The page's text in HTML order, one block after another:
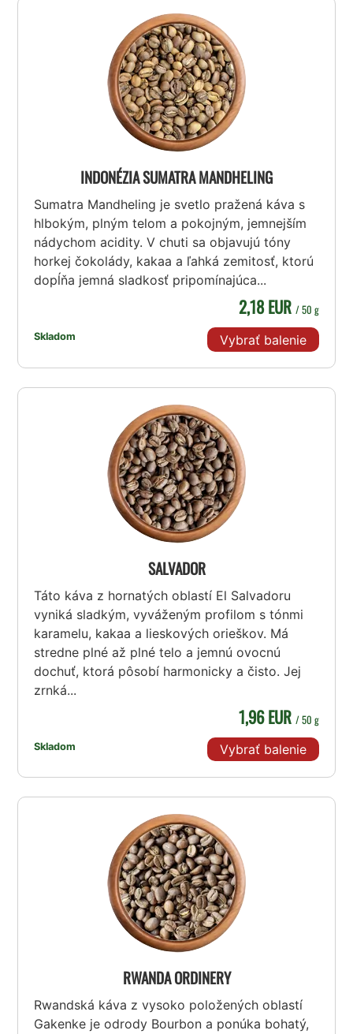
INDONÉZIA SUMATRA MANDHELING
Sumatra Mandheling je svetlo pražená káva s
hlbokým, plným telom a pokojným, jemnejším
nádychom acidity. V chuti sa objavujú tóny
horkej čokolády, kakaa a ľahká zemitosť, ktorú
dopĺňa jemná sladkosť pripomínajúca...
Skladom
2,18 EUR / 50 g
Vybrať balenie
SALVADOR
Táto káva z hornatých oblastí El Salvadoru
vyniká sladkým, vyváženým profilom s tónmi
karamelu, kakaa a lieskových orieškov. Má
stredne plné až plné telo a jemnú ovocnú
dochuť, ktorá pôsobí harmonicky a čisto. Jej
zrnká...
Skladom
1,96 EUR / 50 g
Vybrať balenie
RWANDA ORDINERY
Rwandská káva z vysoko položených oblastí
Gakenke je odrody Bourbon a ponúka bohatý,